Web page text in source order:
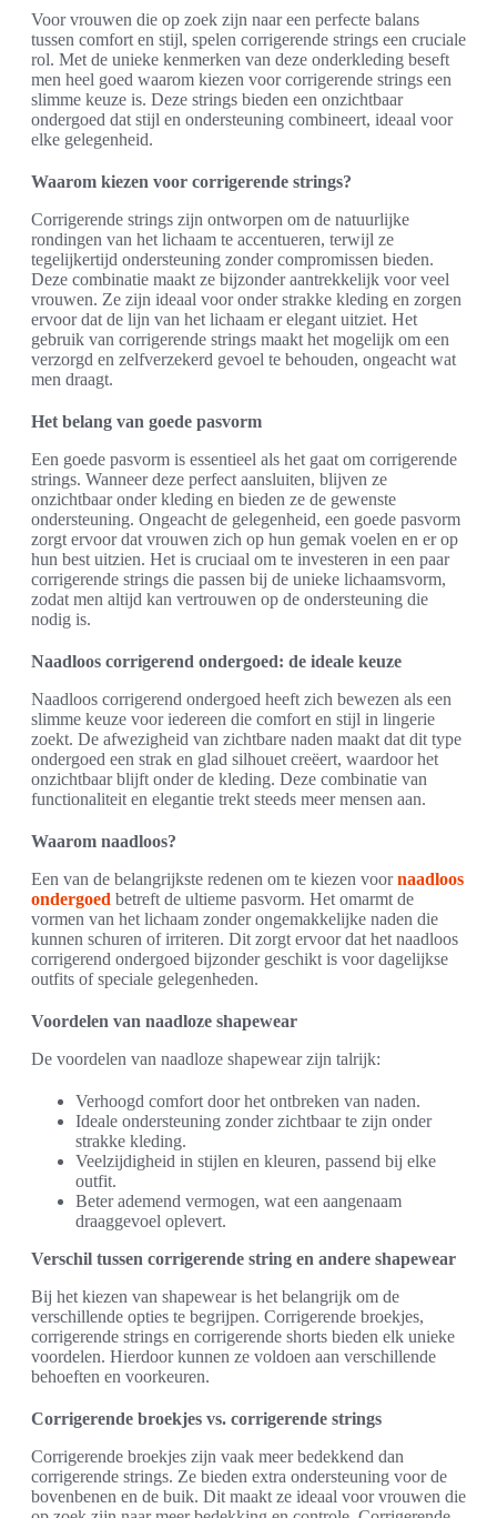
Voor vrouwen die op zoek zijn naar een perfecte balans
tussen comfort en stijl, spelen corrigerende strings een cruciale
rol. Met de unieke kenmerken van deze onderkleding beseft
men heel goed waarom kiezen voor corrigerende strings een
slimme keuze is. Deze strings bieden een onzichtbaar
ondergoed dat stijl en ondersteuning combineert, ideaal voor
elke gelegenheid.
Waarom kiezen voor corrigerende strings?
Corrigerende strings zijn ontworpen om de natuurlijke
rondingen van het lichaam te accentueren, terwijl ze
tegelijkertijd ondersteuning zonder compromissen bieden.
Deze combinatie maakt ze bijzonder aantrekkelijk voor veel
vrouwen. Ze zijn ideaal voor onder strakke kleding en zorgen
ervoor dat de lijn van het lichaam er elegant uitziet. Het
gebruik van corrigerende strings maakt het mogelijk om een
verzorgd en zelfverzekerd gevoel te behouden, ongeacht wat
men draagt.
Het belang van goede pasvorm
Een goede pasvorm is essentieel als het gaat om corrigerende
strings. Wanneer deze perfect aansluiten, blijven ze
onzichtbaar onder kleding en bieden ze de gewenste
ondersteuning. Ongeacht de gelegenheid, een goede pasvorm
zorgt ervoor dat vrouwen zich op hun gemak voelen en er op
hun best uitzien. Het is cruciaal om te investeren in een paar
corrigerende strings die passen bij de unieke lichaamsvorm,
zodat men altijd kan vertrouwen op de ondersteuning die
nodig is.
Naadloos corrigerend ondergoed: de ideale keuze
Naadloos corrigerend ondergoed heeft zich bewezen als een
slimme keuze voor iedereen die comfort en stijl in lingerie
zoekt. De afwezigheid van zichtbare naden maakt dat dit type
ondergoed een strak en glad silhouet creëert, waardoor het
onzichtbaar blijft onder de kleding. Deze combinatie van
functionaliteit en elegantie trekt steeds meer mensen aan.
Waarom naadloos?
Een van de belangrijkste redenen om te kiezen voornaadloos
ondergoed betreft de ultieme pasvorm. Het omarmt de
vormen van het lichaam zonder ongemakkelijke naden die
kunnen schuren of irriteren. Dit zorgt ervoor dat het naadloos
corrigerend ondergoed bijzonder geschikt is voor dagelijkse
outfits of speciale gelegenheden.
Voordelen van naadloze shapewear
De voordelen van naadloze shapewear zijn talrijk:
Verhoogd comfort door het ontbreken van naden.
Ideale ondersteuning zonder zichtbaar te zijn onder
strakke kleding.
Veelzijdigheid in stijlen en kleuren, passend bij elke
outfit.
Beter ademend vermogen, wat een aangenaam
draaggevoel oplevert.
Verschil tussen corrigerende string en andere shapewear
Bij het kiezen van shapewear is het belangrijk om de
verschillende opties te begrijpen. Corrigerende broekjes,
corrigerende strings en corrigerende shorts bieden elk unieke
voordelen. Hierdoor kunnen ze voldoen aan verschillende
behoeften en voorkeuren.
Corrigerende broekjes vs. corrigerende strings
Corrigerende broekjes zijn vaak meer bedekkend dan
corrigerende strings. Ze bieden extra ondersteuning voor de
bovenbenen en de buik. Dit maakt ze ideaal voor vrouwen die